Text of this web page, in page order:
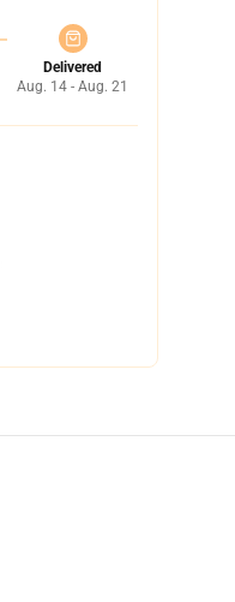
Delivered
Aug. 14 - Aug. 21